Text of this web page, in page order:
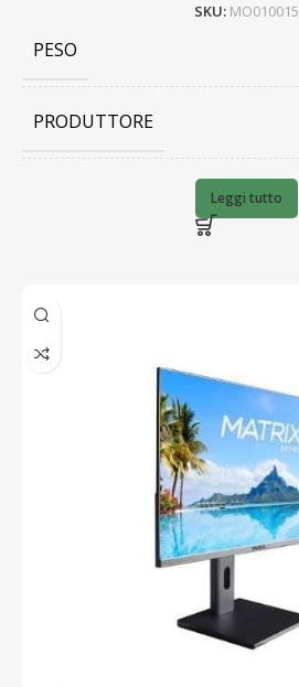
SKU: MO010015
PESO
PRODUTTORE
Leggi tutto